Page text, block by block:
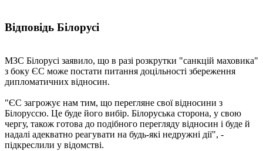
Відповідь Білорусі
МЗС Білорусі заявило, що в разі розкрутки "санкцій маховика"
з боку ЄС може постати питання доцільності збереження
дипломатичних відносин.
"ЄС загрожує нам тим, що перегляне свої відносини з
Білоруссю. Це буде його вибір. Білоруська сторона, у свою
чергу, також готова до подібного перегляду відносин і буде й
надалі адекватно реагувати на будь-які недружні дії", -
підкреслили у відомстві.